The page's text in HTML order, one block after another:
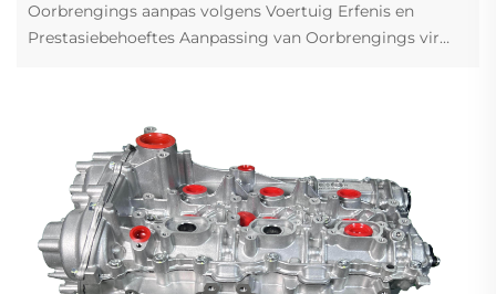
Oorbrengings aanpas volgens Voertuig Erfenis en
Prestasiebehoeftes Aanpassing van Oorbrengings vir